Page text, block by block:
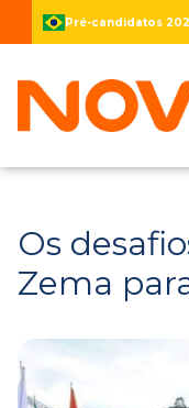
Pré-candidatos
Os
Zema